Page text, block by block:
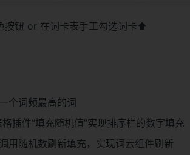
按钮 or 在词卡表手工勾选词卡⬆️
个词频最高的词
插件“填充随机值”实现排序栏的数字填充
用随机数刷新填充，实现词云组件刷新